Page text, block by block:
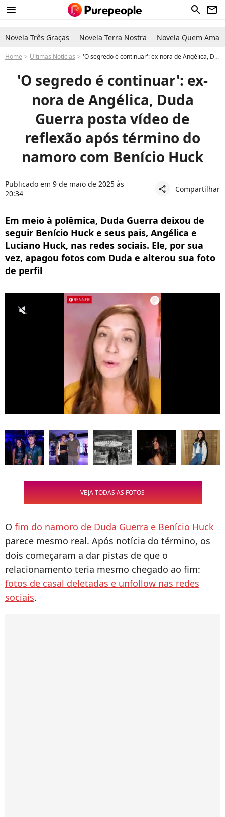
menu search newsletter
Novela Três Graças Novela Terra Nostra Novela Quem Ama
Home Últimas Notícias 'O segredo é continuar': ex-nora de Angélica, Duda Guerra posta vídeo de reflexão após término do namoro com Benício Huck
'O segredo é continuar': ex-
nora de Angélica, Duda
Guerra posta vídeo de
reflexão após término do
namoro com Benício Huck
Publicado em 9 de maio de 2025 às
20:34
share Compartilhar
Em meio à polêmica, Duda Guerra deixou de
seguir Benício Huck e seus pais, Angélica e
Luciano Huck, nas redes sociais. Ele, por sua
vez, apagou fotos com Duda e alterou sua foto
de perfil
VEJA TODAS AS FOTOS
O fim do namoro de Duda Guerra e Benício Huck
parece mesmo real. Após notícia do término, os
dois começaram a dar pistas de que o
relacionamento teria mesmo chegado ao fim:
fotos de casal deletadas e unfollow nas redes
sociais.